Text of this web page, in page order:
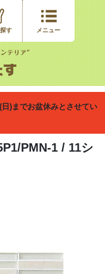
)までお盆休みとさせてい
PMN-1 / 11シ